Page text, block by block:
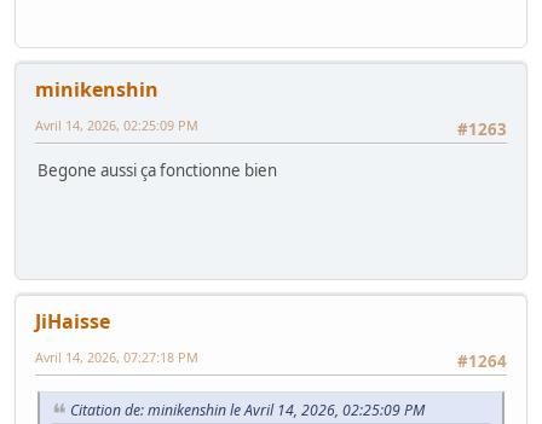
minikenshin
#1263
Avril 14, 2026, 02:25:09 PM
Begone aussi ça fonctionne bien
JiHaisse
#1264
Avril 14, 2026, 07:27:18 PM
Citation de: minikenshin le Avril 14, 2026, 02:25:09 PM